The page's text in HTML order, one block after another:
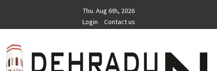
content
Thu. Aug 6th, 2026
Login
Contact us